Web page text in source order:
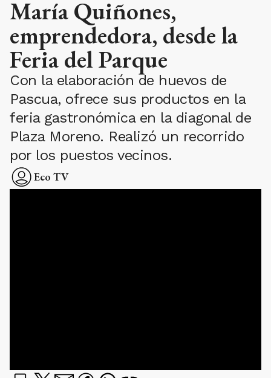
María Quiñones,
emprendedora, desde la
Feria del Parque
Con la elaboración de huevos de
Pascua, ofrece sus productos en la
feria gastronómica en la diagonal de
Plaza Moreno. Realizó un recorrido
por los puestos vecinos.
Eco TV